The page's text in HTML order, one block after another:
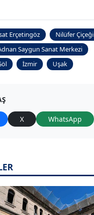
Erçetingöz
Nilüfer Çiçeği
Saygun Sanat Merkezi
İzmir Uşak
X WhatsApp